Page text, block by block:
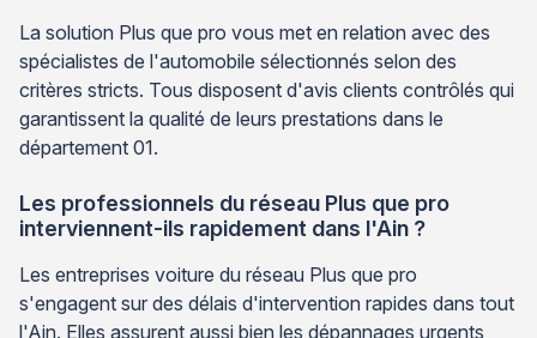
La solution Plus que pro vous met en relation avec des
spécialistes de l'automobile sélectionnés selon des
critères stricts. Tous disposent d'avis clients contrôlés qui
garantissent la qualité de leurs prestations dans le
département 01.
Les professionnels du réseau Plus que pro
interviennent-ils rapidement dans l'Ain ?
Les entreprises voiture du réseau Plus que pro
s'engagent sur des délais d'intervention rapides dans tout
l'Ain. Elles assurent aussi bien les dépannages urgents